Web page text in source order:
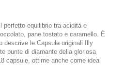
perfetto equilibrio tra acidità e
pane tostato e caramello. È
descrive le Capsule originali Illy
punte di diamante della gloriosa
capsule, ottime anche come idea